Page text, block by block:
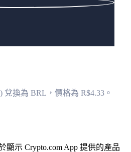
兌換為 BRL，價格為 R$4.33。
顯示 Crypto.com App 提供的產品